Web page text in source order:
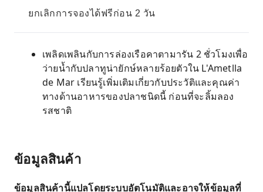
ยกเลิกการจองได้ฟรีก่อน 2 วัน
เพลิดเพลินกับการล่องเรือคาตามารัน 2 ชั่วโมงเพื่อ
ว่ายน้ำกับปลาทูน่ายักษ์หลายร้อยตัวใน L'Ametlla
de Mar เรียนรู้เพิ่มเติมเกี่ยวกับประวัติและคุณค่า
ทางด้านอาหารของปลาชนิดนี้ ก่อนที่จะลิ้มลอง
รสชาติ
ข้อมูลสินค้า
ข้อมูลสินค้านี้แปลโดยระบบอัตโนมัติและอาจให้ข้อมูลที่